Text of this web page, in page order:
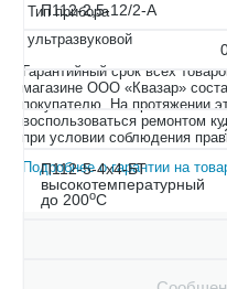
П112-2,5-12/2-А
П112-5-4х4-БТ
высокотемпературный
до 200оС
Тип прибора
ультразвуковой
Гарантийный срок всех
магазине ООО «Квазар»
покупателю. На протяжении
воспользоваться ремонтом
при условии соблюдения
Подробнее о гарантии на